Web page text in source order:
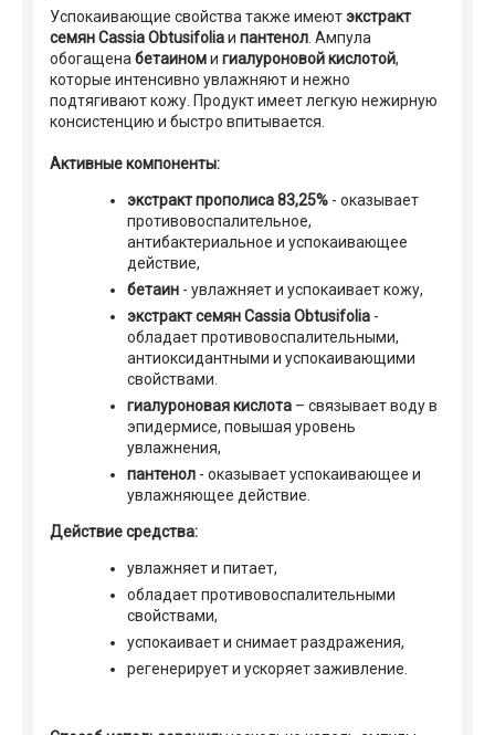
Успокаивающие свойства также имеютэкстракт
семян Cassia Obtusifoliaи пантенол . Ампула
обогащена бетаиноми гиалуроновой кислотой,
которые интенсивно увлажняют и нежно
подтягивают кожу. Продукт имеет легкую нежирную
консистенцию и быстро впитывается.
Активные компоненты:
экстракт прополиса 83,25% - оказывает
противовоспалительное,
антибактериальное и успокаивающее
действие,
бетаин - увлажняет и успокаивает кожу,
экстракт семян Cassia Obtusifolia -
обладает противовоспалительными,
антиоксидантными и успокаивающими
свойствами.
гиалуроновая кислота – связывает воду в
эпидермисе, повышая уровень
увлажнения,
пантенол - оказывает успокаивающее и
увлажняющее действие.
Действие средства:
увлажняет и питает,
обладает противовоспалительными
свойствами,
успокаивает и снимает раздражения,
регенерирует и ускоряет заживление.